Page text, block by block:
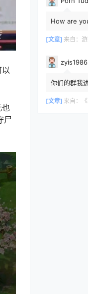
也
尸
How are
[文章] 来自： 游
zyis1986
你们的群我
[文章] 来自：